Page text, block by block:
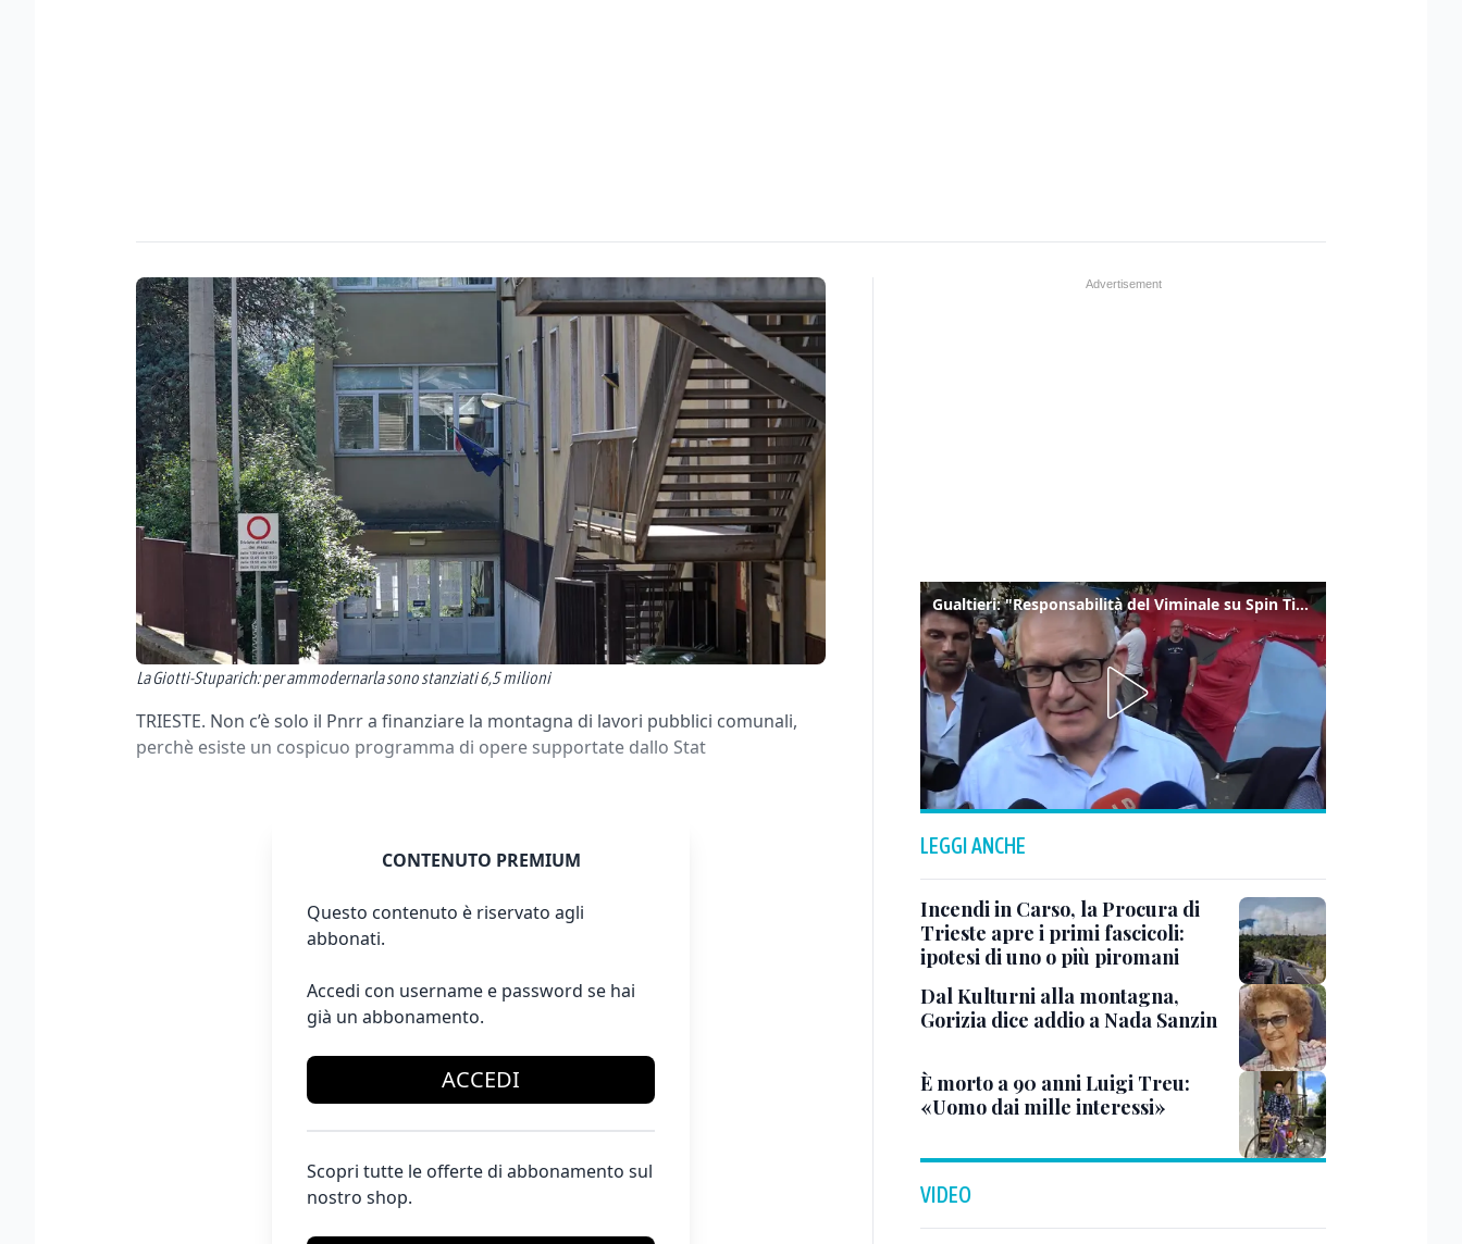
La Giotti-Stuparich: per ammodernarla sono stanziati 6,5 milioni
TRIESTE. Non c’è solo il Pnrr a finanziare la montagna di lavori pubblici comunali,
perchè esiste un cospicuo programma di opere supportate dallo Stat
CONTENUTO PREMIUM
Questo contenuto è riservato agli
abbonati.
Accedi con username e password se hai
già un abbonamento.
ACCEDI
Scopri tutte le offerte di abbonamento sul
nostro shop.
Gualtieri: "Responsabilità del Viminale su Spin Time? La posizione dei partiti è nota"
LEGGI ANCHE
Incendi in Carso, la Procura di
Trieste apre i primi fascicoli:
ipotesi di uno o più piromani
Dal Kulturni alla montagna,
Gorizia dice addio a Nada Sanzin
È morto a 90 anni Luigi Treu:
«Uomo dai mille interessi»
VIDEO